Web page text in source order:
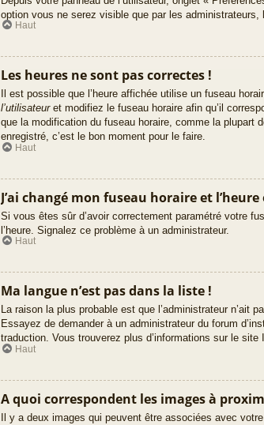
option vous ne serez visible que par les
Haut
Les heures ne sont pas correctes !
Il est possible que l’heure affichée utilise un fuseau
l’utilisateuret modifiez le fuseau horaire afin qu’il
que la modification du fuseau horaire, comme la plupart
enregistré, c’est le bon moment pour le faire.
Haut
J’ai changé mon fuseau horaire et
Si vous êtes sûr d’avoir correctement paramétré votre
l’heure. Signalez ce problème à un administrateur.
Haut
Ma langue n’est pas dans la liste !
La raison la plus probable est que l’administrateur n’ait
Essayez de demander à un administrateur du forum
traduction. Vous trouverez plus d’informations sur le site
Haut
A quoi correspondent les images à
Il y a deux images qui peuvent être associées avec